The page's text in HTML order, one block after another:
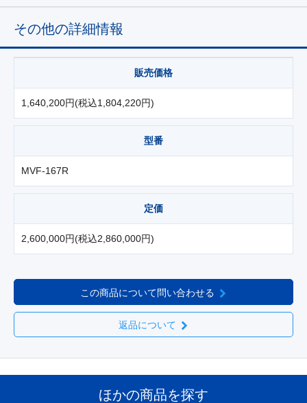
その他の詳細情報
販売価格
1,640,200円(税込1,804,220円)
型番
MVF-167R
定価
2,600,000円(税込2,860,000円)
この商品について問い合わせる
返品について
ほかの商品を探す